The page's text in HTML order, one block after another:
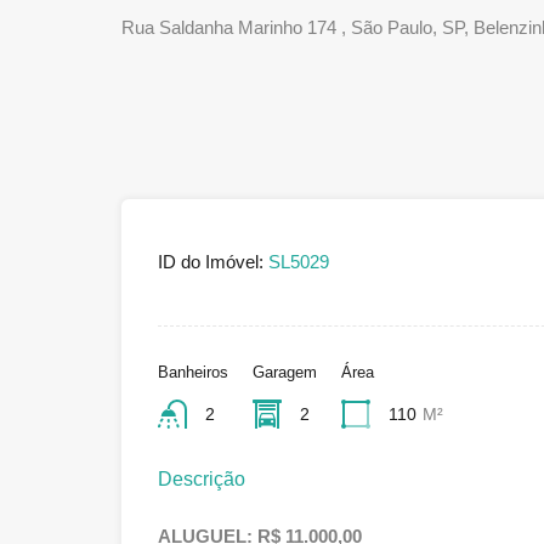
Rua Saldanha Marinho 174 , São Paulo, SP,
ID do Imóvel: SL5029
Banheiros
2
Garagem
2
Área
110 M²
Descrição
ALUGUEL: R$ 11.000,00